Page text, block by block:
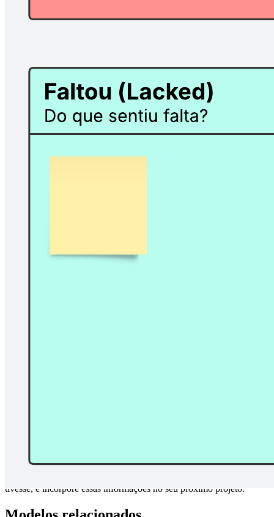
sprint e do projeto. Junte sua equipe para conversar sobre o que
tivesse, e incorpore essas informações no seu próximo projeto.